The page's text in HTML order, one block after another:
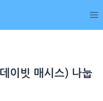
이빗 매시스) 나눕